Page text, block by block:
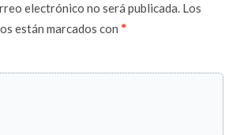
electrónico no será publicada. Los
están marcados con*